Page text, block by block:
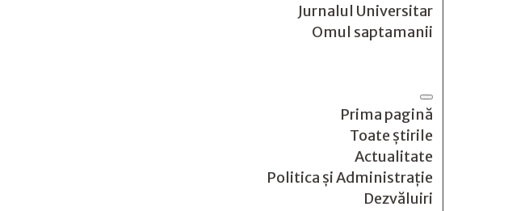
Jurnalul Universitar
Omul saptamanii
Prima pagină
Toate știrile
Actualitate
Politica și Administrație
Dezvăluiri